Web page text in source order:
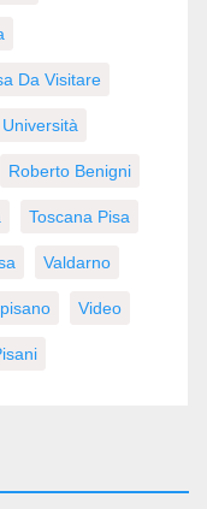
Da Visitare
Università
Roberto Benigni
Toscana Pisa
Valdarno
Video